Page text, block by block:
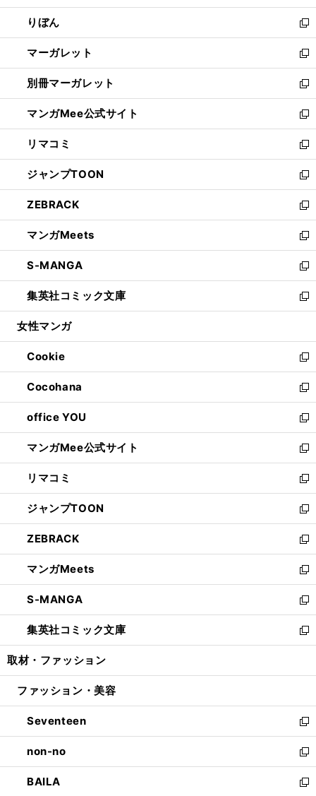
開
く
ウ
で
開
く
ン
ド
ウ
で
開
く
ウ
ィ
ン
ド
ウ
で
開
く
りぼん
新
し
い
ウ
ィ
ン
ド
ウ
で
開
く
マーガレット
新
し
い
ウ
ィ
ン
ド
ウ
で
開
く
別冊マーガレット
新
し
い
ウ
ィ
ン
ド
ウ
で
開
く
マンガMee公式サイト
新
し
い
ウ
ィ
ン
ド
ウ
で
開
く
リマコミ
新
し
い
ウ
ィ
ン
ド
ウ
で
開
く
ジャンプTOON
新
し
い
ウ
ィ
ン
ド
ウ
で
開
ZEBRACK
新
し
い
ウ
ィ
ン
ド
ウ
開
く
マンガMeets
新
し
い
ウ
ィ
ン
ウ
で
開
く
S-MANGA
新
し
い
ウ
ン
ド
ウ
で
開
く
集英社コミック文庫
新
し
ウ
ィ
ン
ド
ウ
で
開
く
女性マンガ
Cookie
新
し
い
ウ
ィ
ン
ド
ウ
で
開
く
Cocohana
新
し
い
ウ
ィ
ン
ド
ウ
で
開
く
office YOU
新
し
い
ウ
ィ
ン
ド
ウ
で
開
く
マンガMee公式サイト
新
し
い
ウ
ィ
ン
ド
ウ
で
開
く
リマコミ
新
し
い
ウ
ィ
ン
ド
ウ
で
開
く
ジャンプTOON
新
し
い
ウ
ィ
ン
ド
ウ
で
開
ZEBRACK
新
し
い
ウ
ィ
ン
ド
ウ
開
マンガMeets
新
し
い
ウ
ィ
ン
ウ
開
く
S-MANGA
新
し
い
ウ
ン
ウ
で
開
く
集英社コミック文庫
新
し
ウ
ン
ド
ウ
で
開
く
取材・ファッション
ファッション・美容
Seventeen
新
し
い
ウ
ィ
non-no
新
し
い
BAILA
新